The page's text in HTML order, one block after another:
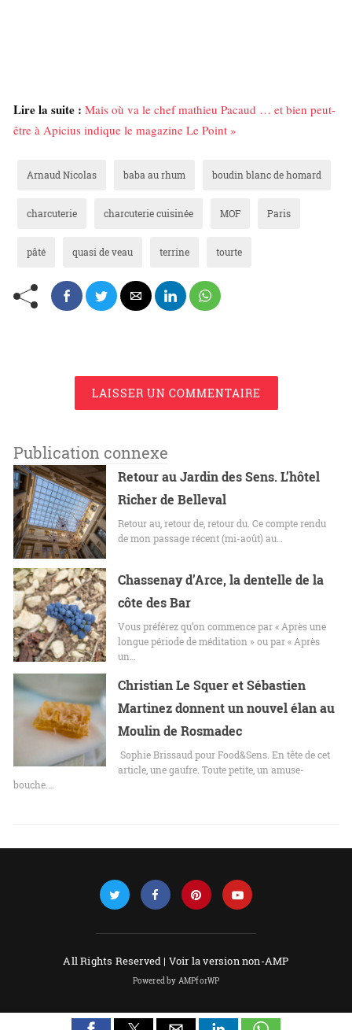
Lire la suite : Mais où va le chef mathieu Pacaud … et bien peut-
être à Apicius indique le magazine Le Point »
Arnaud Nicolas baba au rhum boudin blanc de homard
charcuterie charcuterie cuisinée MOF Paris
pâté quasi de veau terrine tourte
LAISSER UN COMMENTAIRE
Publication connexe
Retour au Jardin des Sens. L’hôtel
Richer de Belleval
Retour au, retour de, retour du. Ce compte rendu
de mon passage récent (mi-août) au…
Chassenay d’Arce, la dentelle de la
côte des Bar
Vous préférez qu’on commence par « Après une
longue période de méditation » ou par « Après
un…
Christian Le Squer et Sébastien
Martinez donnent un nouvel élan au
Moulin de Rosmadec
Sophie Brissaud pour Food&Sens. En tête de cet
article, une gaufre. Toute petite, un amuse-
bouche.…
All Rights Reserved | Voir la version non-AMP
Powered by AMPforWP